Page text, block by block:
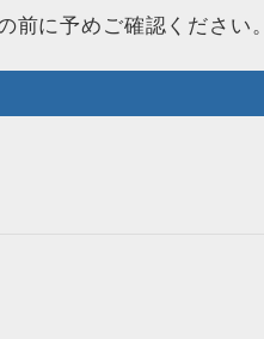
前に予めご確認ください。